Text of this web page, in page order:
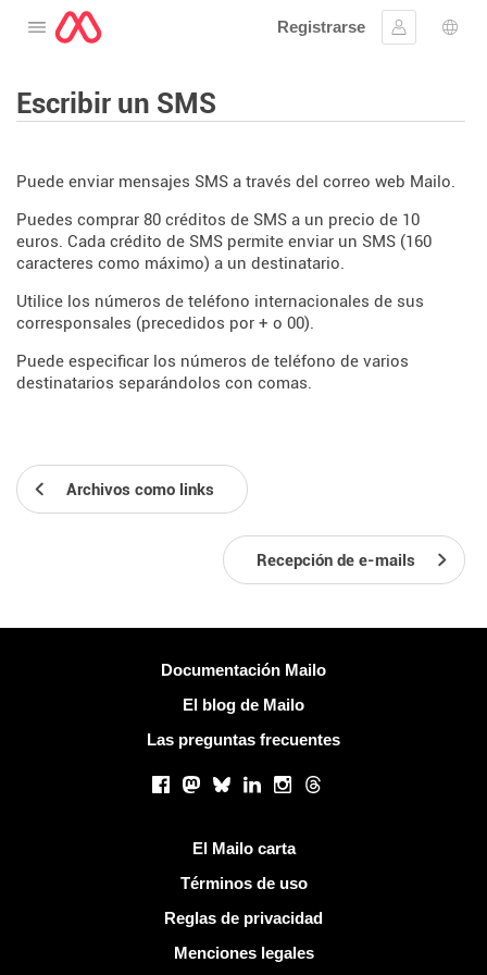
Abre el menú
Registrarse
Ingresar
Escribir un SMS
Puede enviar mensajes SMS a través del correo web Mailo.
Puedes comprar 80 créditos de SMS a un precio de 10
euros. Cada crédito de SMS permite enviar un SMS (160
caracteres como máximo) a un destinatario.
Utilice los números de teléfono internacionales de sus
corresponsales (precedidos por + o 00).
Puede especificar los números de teléfono de varios
destinatarios separándolos con comas.
Archivos como links
Recepción de e-mails
Documentación Mailo
El blog de Mailo
Las preguntas frecuentes
Facebook
Mastodon
BlueskyLinkedInInstagram
Threads
El Mailo carta
Términos de uso
Reglas de privacidad
Menciones legales